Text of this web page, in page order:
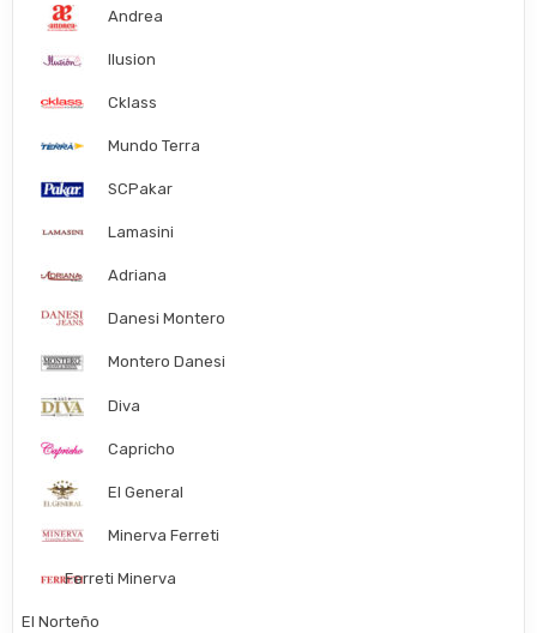
Andrea
Ilusion
Cklass
Mundo Terra
SCPakar
Lamasini
Adriana
Danesi Montero
Montero Danesi
Diva
Capricho
El General
Minerva Ferreti
Ferreti Minerva
El Norteño